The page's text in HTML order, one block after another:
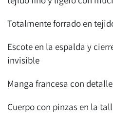
Totalmente forrado en
Escote en la espalda y
invisible
Manga francesa con
Cuerpo con pinzas en la